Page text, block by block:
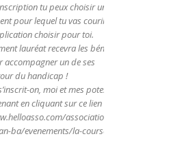
tu peux choisir un
pour lequel tu vas courir, ou
choisir pour toi.
lauréat recevra les bénéfices
accompagner un de ses
du handicap !
on, moi et mes potes ?
en cliquant sur ce lien :
associations/les-
ba/evenements/la-course-